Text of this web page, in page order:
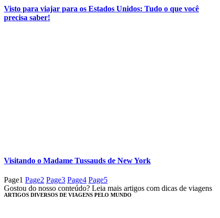
Visto para viajar para os Estados Unidos: Tudo o que você
precisa saber!
Visitando o Madame Tussauds de New York
Page1 Page2 Page3 Page4 Page5
Gostou do nosso conteúdo? Leia mais artigos com dicas de viagens
ARTIGOS DIVERSOS DE VIAGENS PELO MUNDO​